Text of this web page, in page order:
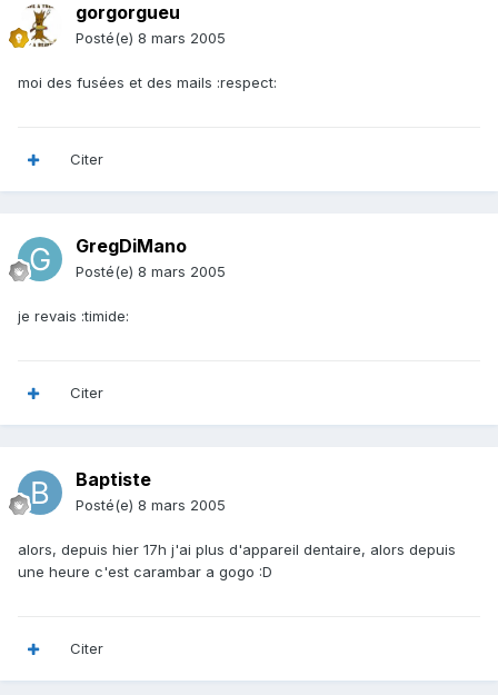
gorgorgueu
Posté(e) 8 mars 2005
moi des fusées et des mails :respect:
Citer
GregDiMano
Posté(e) 8 mars 2005
je revais :timide:
Citer
Baptiste
Posté(e) 8 mars 2005
alors, depuis hier 17h j'ai plus d'appareil dentaire, alors depuis
une heure c'est carambar a gogo :D
Citer